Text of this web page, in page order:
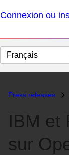
Connexion ou
Changer
la
Press releases
IBM et
sur